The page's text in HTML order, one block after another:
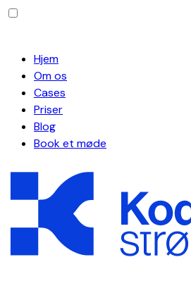
Hjem
Om os
Cases
Priser
Blog
Book et møde